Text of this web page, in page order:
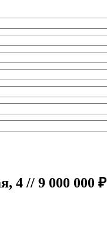
4 // 9 000 000 ₽